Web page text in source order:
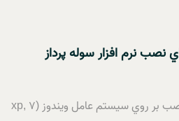
نصب نرم افزار سوله پرداز
نرم افزار سوله پرداز قابليت نصب بر روي سيستم عامل ويندوز (xp, 7